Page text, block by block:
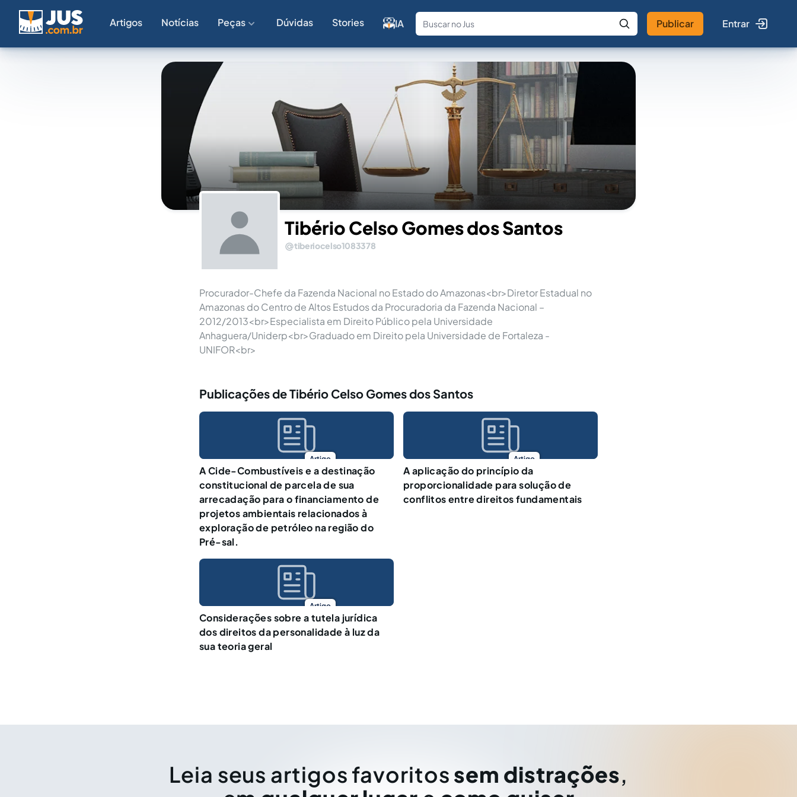
Artigos Notícias Peças Dúvidas Stories IA
Fale com a IA Buscar no Jus
Publicar Entrar
Tibério Celso Gomes dos Santos
tiberiocelso1083378
Procurador-Chefe da Fazenda Nacional no Estado do Amazonas<br>Diretor Estadual no
Amazonas do Centro de Altos Estudos da Procuradoria da Fazenda Nacional –
2012/2013<br>Especialista em Direito Público pela Universidade
Anhaguera/Uniderp<br>Graduado em Direito pela Universidade de Fortaleza -
UNIFOR<br>
Publicações de Tibério Celso Gomes dos Santos
Artigo
A Cide-Combustíveis e a destinação
constitucional de parcela de sua
arrecadação para o financiamento de
projetos ambientais relacionados à
exploração de petróleo na região do
Pré-sal.
Artigo
A aplicação do princípio da
proporcionalidade para solução de
conflitos entre direitos fundamentais
Artigo
Considerações sobre a tutela jurídica
dos direitos da personalidade à luz da
sua teoria geral
Leia seus artigos favoritos sem distrações,